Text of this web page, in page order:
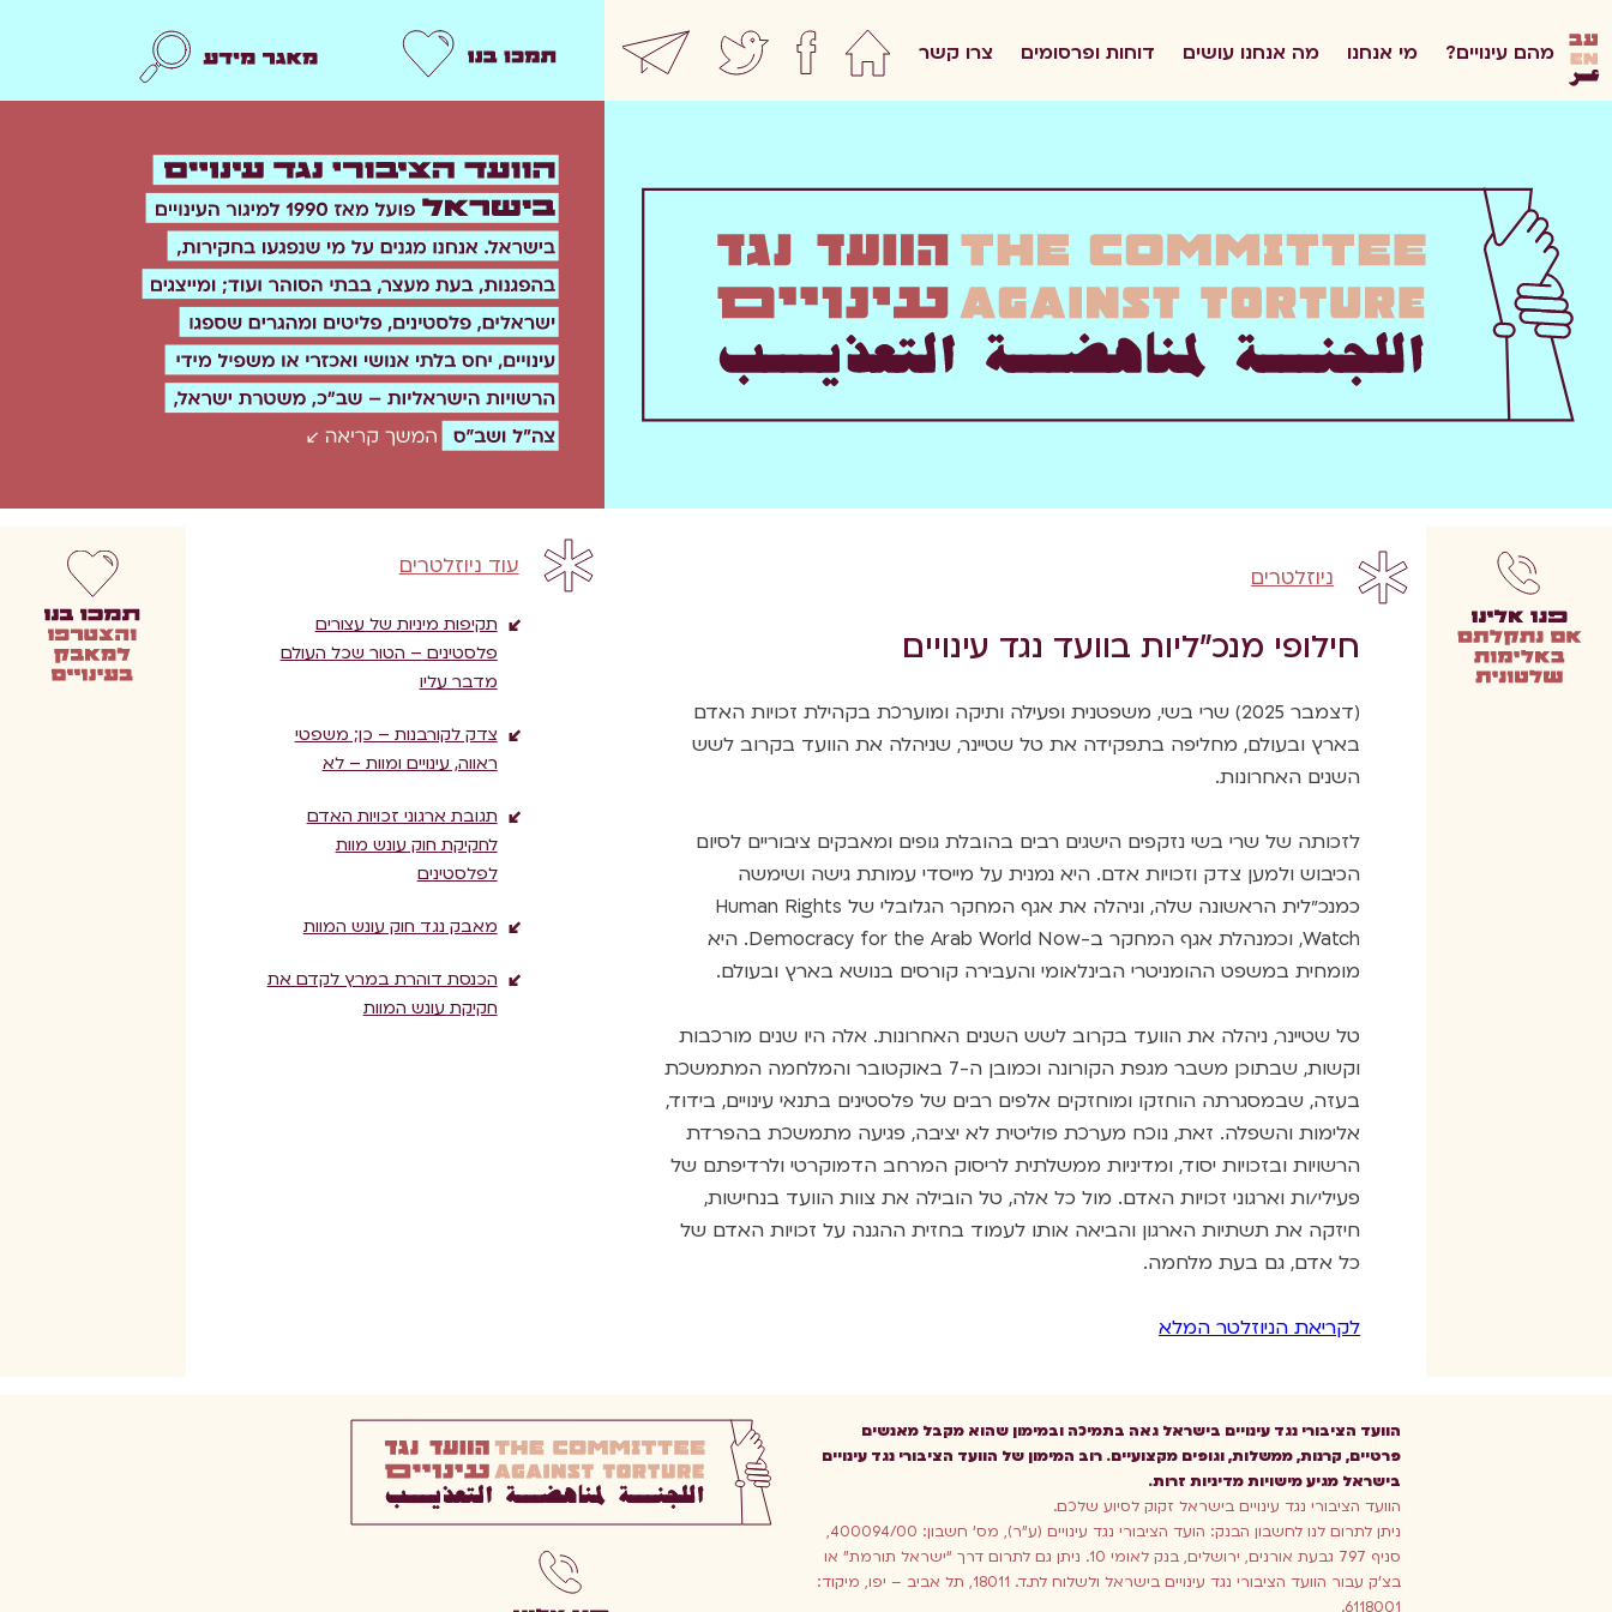
en
מהם עינויים? מי אנחנו מה אנחנו עושים דוחות ופרסומים צרו קשר home
facebook
twitter
newsletter תמכו בנו
ניוזלטרים
חילופי מנכ”ליות בוועד נגד עינויים
(דצמבר 2025) שרי בשי, משפטנית ופעילה ותיקה ומוערכת בקהילת זכויות האדם
בארץ ובעולם, מחליפה בתפקידה את טל שטיינר, שניהלה את הוועד בקרוב לשש
השנים האחרונות.
לזכותה של שרי בשי נזקפים הישגים רבים בהובלת גופים ומאבקים ציבוריים לסיום
הכיבוש ולמען צדק וזכויות אדם. היא נמנית על מייסדי עמותת גישה ושימשה
כמנכ״לית הראשונה שלה, וניהלה את אגף המחקר הגלובלי של Human Rights
Watch, וכמנהלת אגף המחקר ב-Democracy for the Arab World Now. היא
מומחית במשפט ההומניטרי הבינלאומי והעבירה קורסים בנושא בארץ ובעולם.
טל שטיינר, ניהלה את הוועד בקרוב לשש השנים האחרונות. אלה היו שנים מורכבות
וקשות, שבתוכן משבר מגפת הקורונה וכמובן ה-7 באוקטובר והמלחמה המתמשכת
בעזה, שבמסגרתה הוחזקו ומוחזקים אלפים רבים של פלסטינים בתנאי עינויים, בידוד,
אלימות והשפלה. זאת, נוכח מערכת פוליטית לא יציבה, פגיעה מתמשכת בהפרדת
הרשויות ובזכויות יסוד, ומדיניות ממשלתית לריסוק המרחב הדמוקרטי ולרדיפתם של
פעילי/ות וארגוני זכויות האדם. מול כל אלה, טל הובילה את צוות הוועד בנחישות,
חיזקה את תשתיות הארגון והביאה אותו לעמוד בחזית ההגנה על זכויות האדם של
כל אדם, גם בעת מלחמה.
לקריאת הניוזלטר המלא
עוד ניוזלטרים
תקיפות מיניות של עצורים
פלסטינים – הטור שכל העולם
מדבר עליו
צדק לקורבנות – כן; משפטי
ראווה, עינויים ומוות – לא
תגובת ארגוני זכויות האדם
לחקיקת חוק עונש מוות
לפלסטינים
מאבק נגד חוק עונש המוות
הכנסת דוהרת במרץ לקדם את
חקיקת עונש המוות
הוועד הציבורי נגד עינויים בישראל גאה בתמיכה ובמימון שהוא מקבל מאנשים
פרטיים, קרנות, ממשלות, וגופים מקצועיים. רוב המימון של הוועד הציבורי נגד עינויים
בישראל מגיע מישויות מדיניות זרות.
הוועד הציבורי נגד עינויים בישראל זקוק לסיוע שלכם.
ניתן לתרום לנו לחשבון הבנק: הועד הציבורי נגד עינויים (ע”ר), מס’ חשבון: 400094/00,
סניף 797 גבעת אורנים, ירושלים, בנק לאומי 10. ניתן גם לתרום דרך “ישראל תורמת” או
בצ’ק עבור הוועד הציבורי נגד עינויים בישראל ולשלוח לת.ד. 18011, תל אביב – יפו, מיקוד:
6118001.